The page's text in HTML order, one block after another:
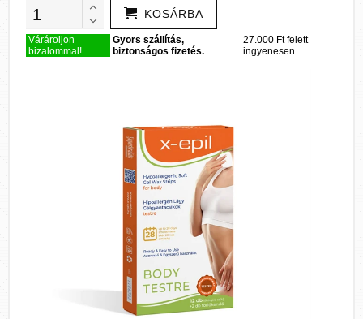
KOSÁRBA
Várároljon
bizalommal!
Gyors szállítás,
biztonságos fizetés.
27.000 Ft felett
ingyenesen.